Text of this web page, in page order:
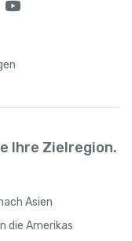
Ihre Zielregion.
Asien
die Amerikas